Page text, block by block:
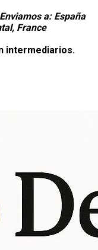
Enviamos a: España
France
intermediarios.